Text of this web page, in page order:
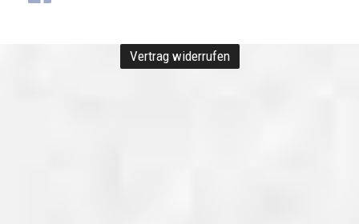
Vertrag widerrufen